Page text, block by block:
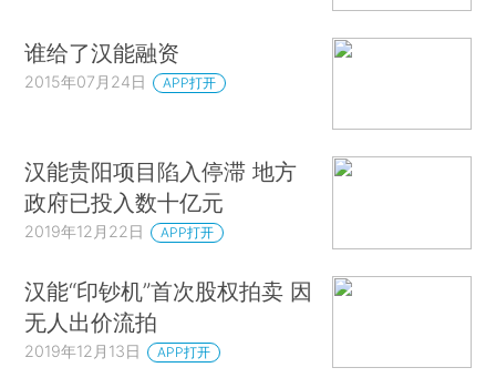
谁给了汉能融资
2015年07月24日 APP打开
汉能贵阳项目陷入停滞 地方
政府已投入数十亿元
2019年12月22日 APP打开
汉能“印钞机”首次股权拍卖 因
无人出价流拍
2019年12月13日 APP打开